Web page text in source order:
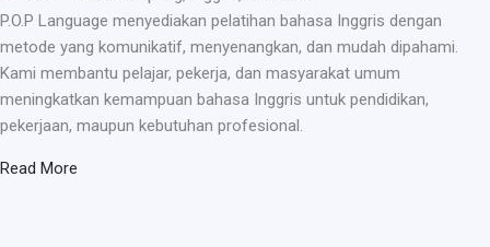
P.O.P Language menyediakan pelatihan bahasa Inggris dengan
metode yang komunikatif, menyenangkan, dan mudah dipahami.
Kami membantu pelajar, pekerja, dan masyarakat umum
meningkatkan kemampuan bahasa Inggris untuk pendidikan,
pekerjaan, maupun kebutuhan profesional.
Read More